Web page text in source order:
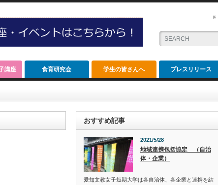
講座 食育研究会 学生の皆さんへ プレスリリース
おすすめ記事
2021/5/28
地域連携包括協定 （自治
体・企業）
愛知文教女子短期大学は各自治体、各企業と連携を結